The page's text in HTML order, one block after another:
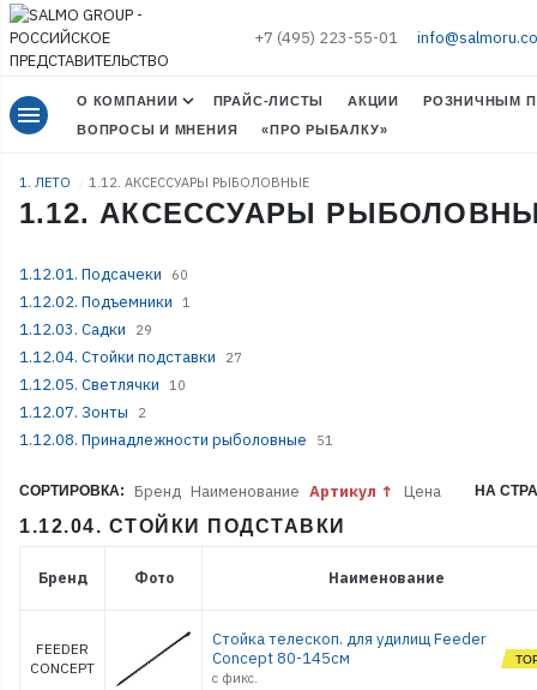
+7 (495) 223-55-01
menu О КОМПАНИИ ПРАЙС-ЛИСТЫ АКЦИИ
РОЗНИЧНЫМ
ВОПРОСЫ И МНЕНИЯ
«ПРО РЫБАЛКУ»
1. ЛЕТО 1.12. АКСЕССУАРЫ РЫБОЛОВНЫЕ
1.12. АКСЕССУАРЫ
1.12.01. Подсачеки 60
1.12.02. Подъемники 1
1.12.03. Садки 29
1.12.04. Стойки подставки 27
1.12.05. Светлячки 10
1.12.07. Зонты 2
1.12.08. Принадлежности рыболовные 51
СОРТИРОВКА: Бренд Наименование Артикул Цена НА
1.12.04. СТОЙКИ ПОДСТАВКИ
Бренд Фото Наименование
FEEDER
CONCEPT
Стойка телескоп. для удилищ Feeder
Concept 80-145см
с фикс.